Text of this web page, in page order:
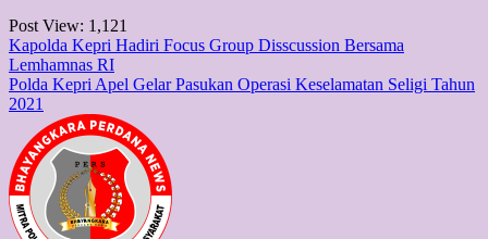
Post View: 1,121
Post
navigation
Kapolda Kepri Hadiri Focus Group Disscussion Bersama
Lemhamnas RI
Polda Kepri Apel Gelar Pasukan Operasi Keselamatan Seligi Tahun
2021